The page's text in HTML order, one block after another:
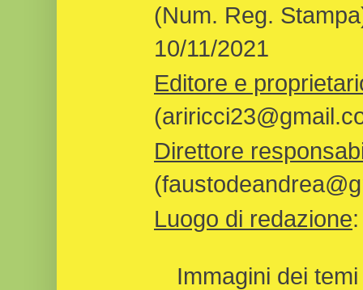
(Num. Reg.
10/11/2021
Editore e
Direttore
Luogo di redazione
Immagini dei